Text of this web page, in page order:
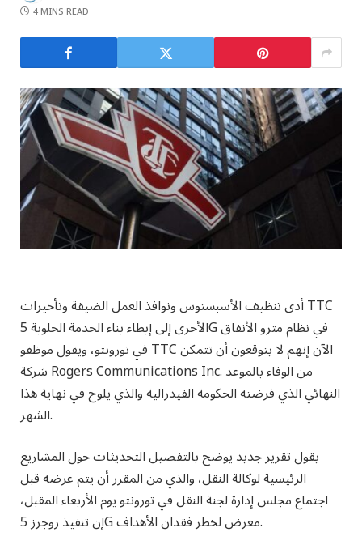
4 MINS READ
أدى تنظيف الأسبستوس ونوافذ العمل الضيقة وتأخيرات TTC
الأخرى إلى إبطاء بناء الخدمة الخلوية 5G في نظام مترو الأنفاق
في تورونتو، ويقول موظفو TTC الآن إنهم لا يتوقعون أن تتمكن
شركة Rogers Communications Inc. من الوفاء بالموعد
النهائي الذي فرضته الحكومة الفيدرالية والذي يلوح في نهاية هذا
الشهر.
يقول تقرير جديد يوضح بالتفصيل التحديثات حول المشاريع
الرئيسية لوكالة النقل، والذي من المقرر أن يتم عرضه قبل
اجتماع مجلس إدارة لجنة النقل في تورونتو يوم الأربعاء المقبل،
إن تنفيذ روجرز 5G معرض لخطر فقدان الأهداف.